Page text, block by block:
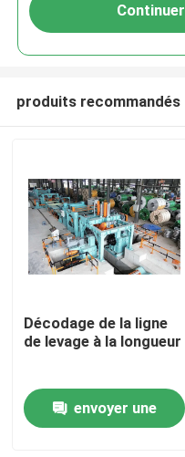
Maison
Produits
Continuer
produits recommandés
Décodage de la ligne
de levage à la longueur
envoyer une